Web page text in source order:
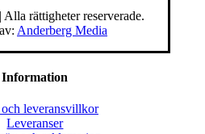
rättigheter reserverade.
Anderberg Media
Information
leveransvillkor
Leveranser